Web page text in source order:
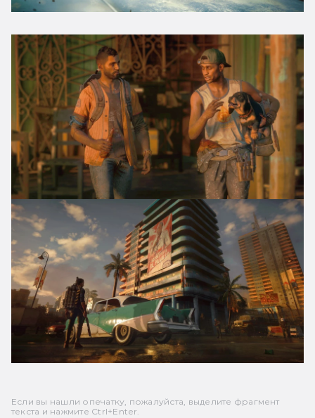
Если вы нашли опечатку, пожалуйста, выделите фрагмент
текста и нажмите Ctrl+Enter.